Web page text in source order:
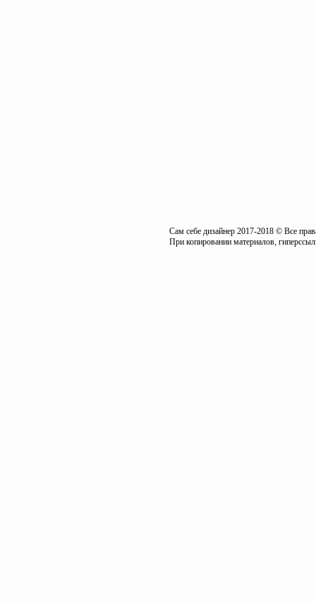
Сам себе дизайнер 2017-2018 © Все
При копировании материалов,